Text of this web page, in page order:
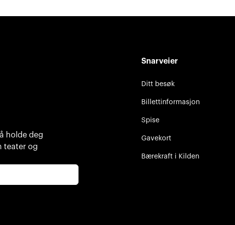
holde deg
teater og
Snarveier
Ditt besøk
Billettinformasjon
Spise
Gavekort
Bærekraft i Kilden